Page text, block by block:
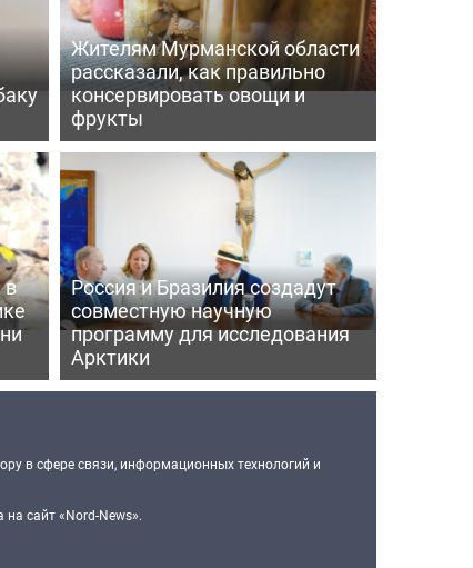
Жителям Мурманской области
рассказали, как правильно
консервировать овощи и
фрукты
в
Россия и Бразилия создадут
совместную научную
программу для исследования
Арктики
в сфере связи, информационных технологий и
сайт «Nord-News».